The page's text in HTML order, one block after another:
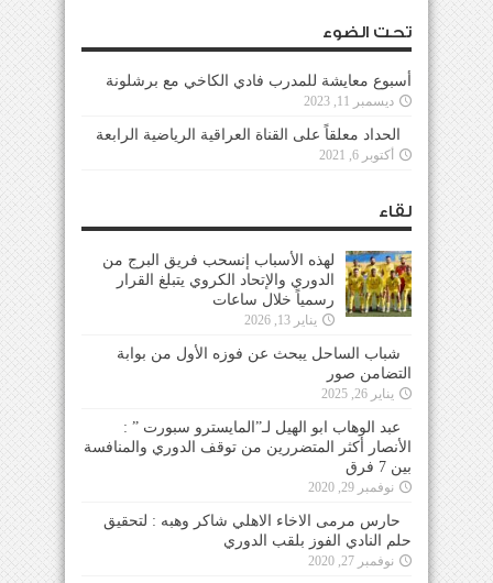
تحت الضوء
أسبوع معايشة للمدرب فادي الكاخي مع برشلونة
ديسمبر 11, 2023
الحداد معلقاً على القناة العراقية الرياضية الرابعة
أكتوبر 6, 2021
لقاء
لهذه الأسباب إنسحب فريق البرج من
الدوري والإتحاد الكروي يتبلغ القرار
رسمياً خلال ساعات
يناير 13, 2026
شباب الساحل يبحث عن فوزه الأول من بوابة
التضامن صور
يناير 26, 2025
عبد الوهاب ابو الهيل لـ”المايسترو سبورت ” :
الأنصار أكثر المتضررين من توقف الدوري والمنافسة
بين 7 فرق
نوفمبر 29, 2020
حارس مرمى الاخاء الاهلي شاكر وهبه : لتحقيق
حلم النادي الفوز بلقب الدوري
نوفمبر 27, 2020